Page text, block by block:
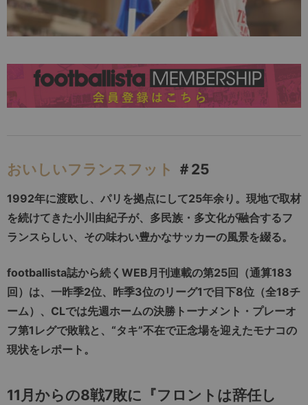
おいしいフランスフット ＃25
1992年に渡欧し、パリを拠点にして25年余り。現地で取材
を続けてきた小川由紀子が、多民族・多文化が融合するフ
ランスらしい、その味わい豊かなサッカーの風景を綴る。
footballista誌から続くWEB月刊連載の第25回（通算183
回）は、一昨季2位、昨季3位のリーグ1で目下8位（全18チ
ーム）、CLでは先週ホームの決勝トーナメント・プレーオ
フ第1レグで敗戦と、“タキ”不在で正念場を迎えたモナコの
現状をレポート。
11 月からの8戦7敗に 『フロントは辞任し